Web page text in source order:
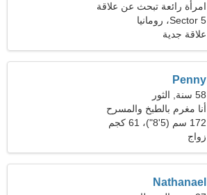
امرأة رائعة تبحث عن علاقة
عاطفية
Sector 5، رومانيا
علاقة جدية
Penny
58 سنة, الثور
أنا مغرم بالطبخ والمسرح
172 سم (5'8")، 61 كجم
(134 رطلا)زواج
Nathanael